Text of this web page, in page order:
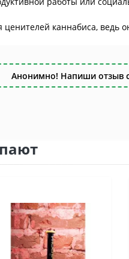
ценителей каннабиса, ведь
Анонимно! Напиши отзыв